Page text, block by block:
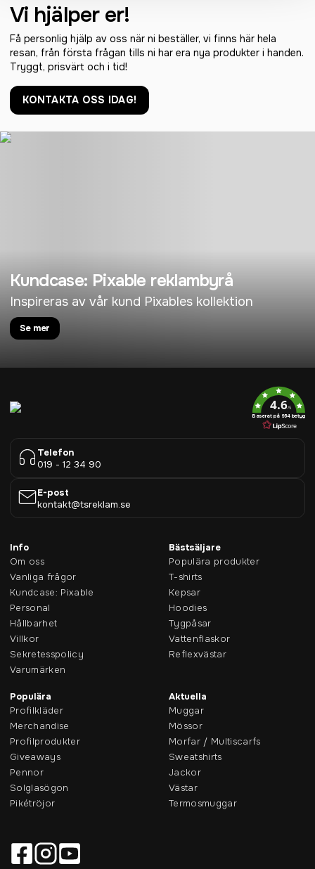
Vi hjälper er!
Få personlig hjälp av oss när ni beställer, vi finns här hela
resan, från första frågan tills ni har era nya produkter i handen.
Tryggt, prisvärt och i tid!
KONTAKTA OSS IDAG!
Kundcase: Pixable reklambyrå
Inspireras av vår kund Pixables kollektion
Se mer
4.6/5
Baserat på 954 betyg
Telefon
019 - 12 34 90
E-post
kontakt@tsreklam.se
Info
Om oss
Vanliga frågor
Kundcase: Pixable
Personal
Hållbarhet
Villkor
Sekretesspolicy
Varumärken
Bästsäljare
Populära produkter
T-shirts
Kepsar
Hoodies
Tygpåsar
Vattenflaskor
Reflexvästar
Populära
Profilkläder
Merchandise
Profilprodukter
Giveaways
Pennor
Solglasögon
Pikétröjor
Aktuella
Muggar
Mössor
Morfar / Multiscarfs
Sweatshirts
Jackor
Västar
Termosmuggar